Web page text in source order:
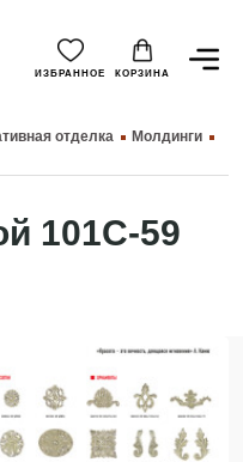
ИЗБРАННОЕ КОРЗИНА
отделка
Молдинги
101C-59